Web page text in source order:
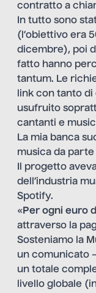
contratto a
In tutto sono
(l’obiettivo era
dicembre), poi
fatto hanno
tantum. Le
link con tanto
usufruito
cantanti e
La mia banca
musica da
Il progetto
dell’industria
Spotify.
«Per ogni euro
attraverso la
Sosteniamo la
un comunicato
un totale
livello globale